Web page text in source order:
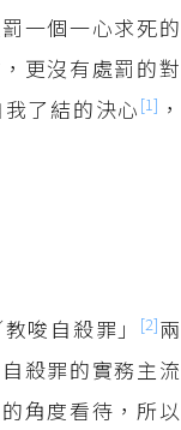
一個一心求死的
更沒有處罰的對
了結的決心 [1] ，
唆自殺罪」
[2]兩
殺罪的實務主流
角度看待，所以